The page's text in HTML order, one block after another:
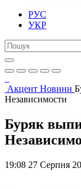
РУС
УКР
Акцент Новини
Независимости
Буряк
19:08 27 Серпня